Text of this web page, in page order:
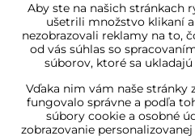
Aby ste na našich stránkach
ušetrili množstvo klikaní
nezobrazovali reklamy na to,
od vás súhlas so
súborov, ktoré sa
Vďaka nim vám naše stránky
fungovalo správne a podľa
súbory cookie a osobné
zobrazovanie